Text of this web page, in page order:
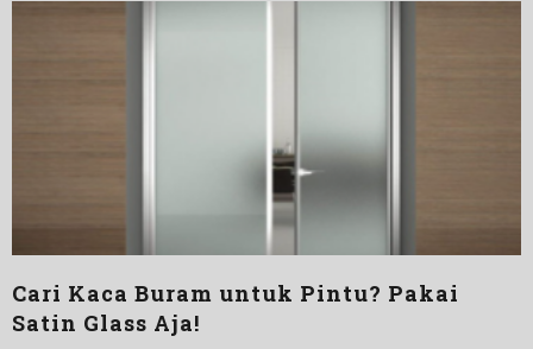
Cari Kaca Buram untuk Pintu? Pakai
Satin Glass Aja!